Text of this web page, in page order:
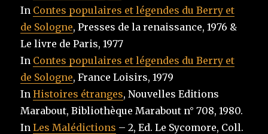
In Contes populaires et légendes du Berry et
de Sologne, Presses de la renaissance, 1976 &
Le livre de Paris, 1977
In Contes populaires et légendes du Berry et
de Sologne, France Loisirs, 1979
InHistoires étranges, Nouvelles Editions
Marabout, Bibliothèque Marabout n° 708, 1980.
InLes Malédictions – 2, Ed. Le Sycomore, Coll.